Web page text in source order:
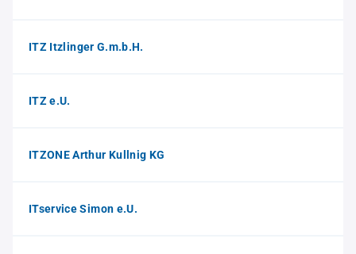
ITZ Itzlinger G.m.b.H.
ITZ e.U.
ITZONE Arthur Kullnig KG
ITservice Simon e.U.